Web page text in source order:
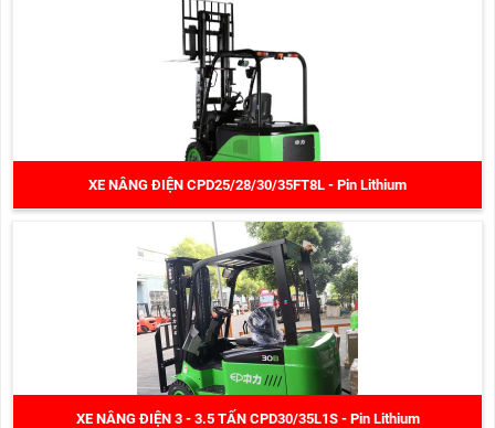
XE NÂNG ĐIỆN CPD25/28/30/35FT8L - Pin Lithium
XE NÂNG ĐIỆN 3 - 3.5 TẤN CPD30/35L1S - Pin Lithium